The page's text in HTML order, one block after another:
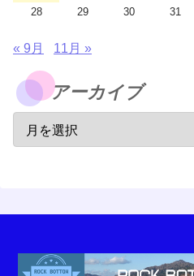
28
29 30 31
« 9月 11月 »
アーカイブ